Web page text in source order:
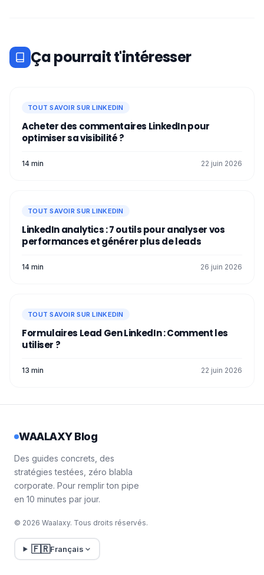
Ça pourrait t'intéresser
TOUT SAVOIR SUR LINKEDIN
Acheter des commentaires LinkedIn pour
optimiser sa visibilité ?
14 min 22 juin 2026
TOUT SAVOIR SUR LINKEDIN
LinkedIn analytics : 7 outils pour analyser vos
performances et générer plus de leads
14 min 26 juin 2026
TOUT SAVOIR SUR LINKEDIN
Formulaires Lead Gen LinkedIn : Comment les
utiliser ?
13 min 22 juin 2026
WAALAXY Blog
Des guides concrets, des
stratégies testées, zéro blabla
corporate. Pour remplir ton pipe
en 10 minutes par jour.
© 2026 Waalaxy. Tous droits réservés.
🇫🇷Français